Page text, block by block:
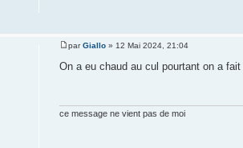
parGiallo» 12 Mai 2024, 21:04
On a eu chaud au cul pourtant on a
ce message ne vient pas de moi